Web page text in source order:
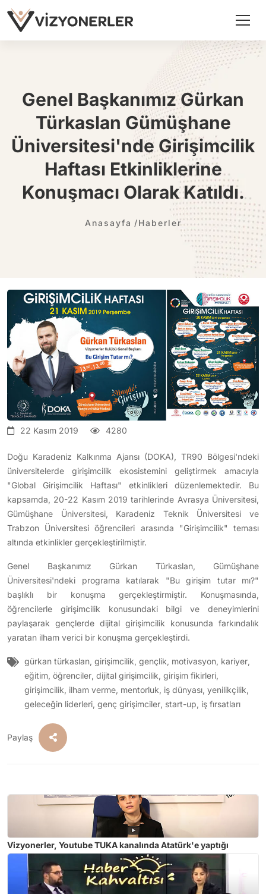
Genel Başkanımız Gürkan
Türkaslan Gümüşhane
Üniversitesi'nde Girişimcilik
Haftası Etkinliklerine
Konuşmacı Olarak Katıldı.
Anasayfa Haberler
22 Kasım 2019 4280
Doğu Karadeniz Kalkınma Ajansı (DOKA), TR90 Bölgesi'ndeki
üniversitelerde girişimcilik ekosistemini geliştirmek amacıyla
"Global Girişimcilik Haftası" etkinlikleri düzenlemektedir. Bu
kapsamda, 20-22 Kasım 2019 tarihlerinde Avrasya Üniversitesi,
Gümüşhane Üniversitesi, Karadeniz Teknik Üniversitesi ve
Trabzon Üniversitesi öğrencileri arasında "Girişimcilik" teması
altında etkinlikler gerçekleştirilmiştir.
Genel Başkanımız Gürkan Türkaslan, Gümüşhane
Üniversitesi'ndeki programa katılarak "Bu girişim tutar mı?"
başlıklı bir konuşma gerçekleştirmiştir. Konuşmasında,
öğrencilerle girişimcilik konusundaki bilgi ve deneyimlerini
paylaşarak gençlerde dijital girişimcilik konusunda farkındalık
yaratan ilham verici bir konuşma gerçekleştirdi.
gürkan türkaslan, girişimcilik, gençlik, motivasyon, kariyer,
eğitim, öğrenciler, dijital girişimcilik, girişim fikirleri,
girişimcilik, ilham verme, mentorluk, iş dünyası, yenilikçilik,
geleceğin liderleri, genç girişimciler, start-up, iş fırsatları
Paylaş
Vizyonerler, Youtube TUKA kanalında Atatürk'e yaptığı
hakaretlerden dolayı Tuğçe Kazaz hakkında suç duyurusunda
bulunuldu.